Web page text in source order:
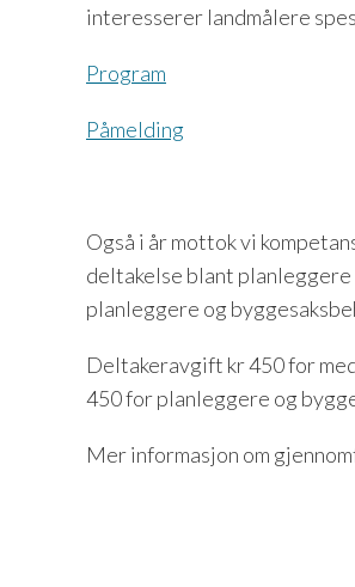
interesserer landmålere
Program
Påmelding
Også i år mottok vi
deltakelse blant
planleggere og
Deltakeravgift kr 450 for
450 for planleggere og
Mer informasjon om